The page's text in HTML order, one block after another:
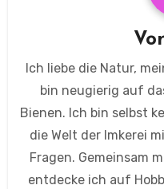
Ich liebe die Natur,
bin neugierig auf
Bienen. Ich bin selbst
die Welt der Imkerei
Fragen. Gemeinsam
entdecke ich auf